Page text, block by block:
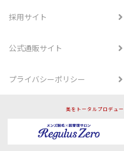
採用サイト
公式通販サイト
プライバシーポリシー
美をトータルプロデュ